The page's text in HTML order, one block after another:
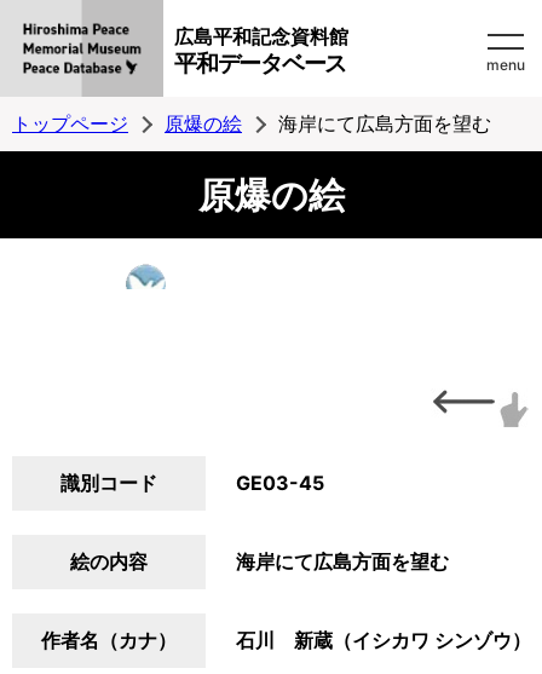
広島平和記念資料館
平和データベース menu
トップページ 原爆の絵 海岸にて広島方面を望む
原爆の絵
識別コード GE03-45
絵の内容 海岸にて広島方面を望む
作者名（カナ） 石川 新蔵（イシカワ シンゾウ）